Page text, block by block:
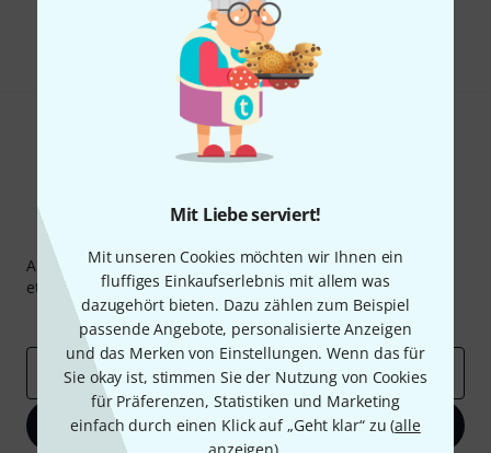
Mit Liebe serviert!
Mit unseren Cookies möchten wir Ihnen ein
fluffiges Einkaufserlebnis mit allem was
dazugehört bieten. Dazu zählen zum Beispiel
passende Angebote, personalisierte Anzeigen
und das Merken von Einstellungen. Wenn das für
Sie okay ist, stimmen Sie der Nutzung von Cookies
für Präferenzen, Statistiken und Marketing
einfach durch einen Klick auf „Geht klar“ zu (alle
Hilfe & Feedback
Abonniere den Thomann Newsletter und gewinne mit
etwas Glück einen von50 Gutscheinenüber jeweils
Inspirierende Beiträge
Deals Thomann Insights
E-Mail-Adresse*
Jetzt anmelden